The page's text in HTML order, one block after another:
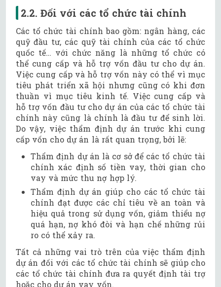
2.2. Đối với các tổ chức tài chính
Các tổ chức tài chính bao gồm: ngân hàng, các
quỹ đầu tư, các quỹ tài chính của các tổ chức
quốc tế… với chức năng là những tổ chức có
thể cung cấp và hỗ trợ vốn đầu tư cho dự án.
Việc cung cấp và hỗ trợ vốn này có thể vì mục
tiêu phát triển xã hội nhưng cũng có khi đơn
thuần vì mục tiêu kinh tế. Việc cung cấp và
hỗ trợ vốn đầu tư cho dự án của các tổ chức tài
chính này cũng là chính là đầu tư để sinh lời.
Do vậy, việc thẩm định dự án trước khi cung
cấp vốn cho dự án là rất quan trọng, bởi lẽ:
Thẩm định dự án là cơ sở để các tổ chức tài
chính xác định số tiền vay, thời gian cho
vay và mức thu nợ hợp lý.
Thẩm định dự án giúp cho các tổ chức tài
chính đạt được các chỉ tiêu về an toàn và
hiệu quả trong sử dụng vốn, giảm thiểu nợ
quá hạn, nợ khó đòi và hạn chế những rủi
ro có thể xảy ra.
Tất cả những vai trò trên của việc thẩm định
dự án đối với các tổ chức tài chính sẽ giúp cho
các tổ chức tài chính đưa ra quyết định tài trợ
hoặc cho dự án vay vốn.